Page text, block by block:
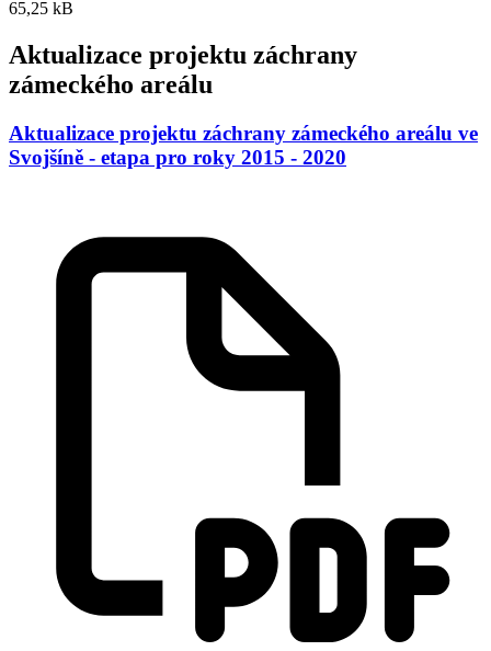
65,25 kB
Aktualizace projektu záchrany
zámeckého areálu
Aktualizace projektu záchrany zámeckého areálu ve
Svojšíně - etapa pro roky 2015 - 2020